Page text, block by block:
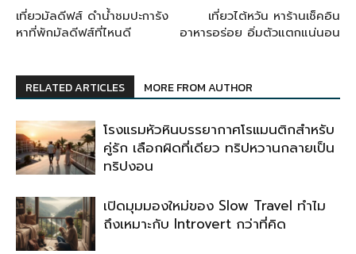
เที่ยวมัลดีฟส์ ดำน้ำชมปะการัง
หาที่พักมัลดีฟส์ที่ไหนดี
เที่ยวไต้หวัน หาร้านเช็คอิน
อาหารอร่อย อิ่มตัวแตกแน่นอน
RELATED ARTICLES MORE FROM AUTHOR
โรงแรมหัวหินบรรยากาศโรแมนติกสำหรับ
คู่รัก เลือกผิดที่เดียว ทริปหวานกลายเป็น
ทริปงอน
เปิดมุมมองใหม่ของ Slow Travel ทำไม
ถึงเหมาะกับ Introvert กว่าที่คิด